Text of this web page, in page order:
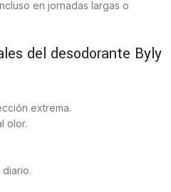
en jornadas largas o
del desodorante Byly
extrema.
olor.